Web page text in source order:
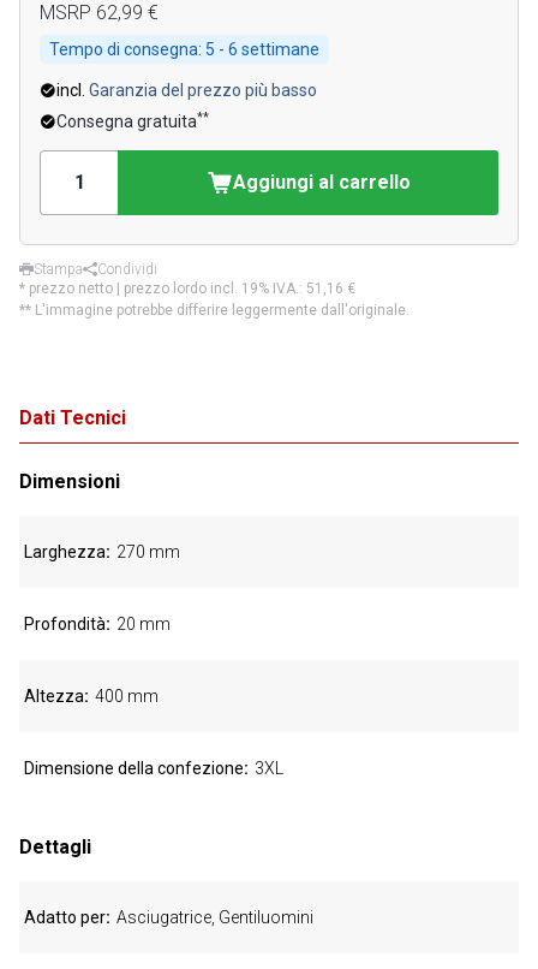
MSRP 62,99 €
Tempo di consegna: 5 - 6 settimane
incl. Garanzia del prezzo più basso
Consegna gratuita**
Aggiungi al carrello
Stampa
Condividi
* prezzo netto | prezzo lordo incl. 19% IVA.: 51,16 €
** L'immagine potrebbe differire leggermente dall'originale.
Dati Tecnici
Dimensioni
Larghezza 270 mm
Profondità 20 mm
Altezza 400 mm
Dimensione della confezione 3XL
Dettagli
Adatto per Asciugatrice, Gentiluomini